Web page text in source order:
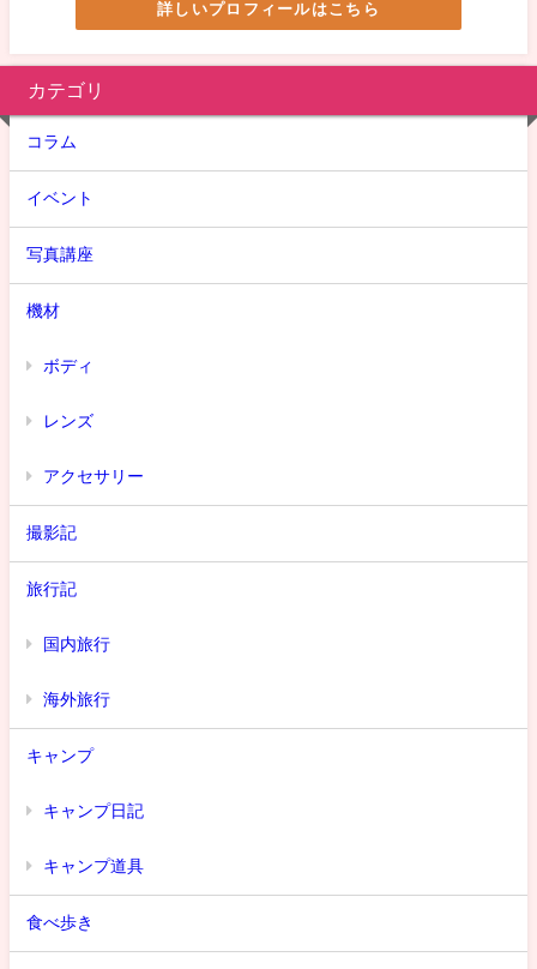
詳しいプロフィールはこちら
カテゴリ
コラム
イベント
写真講座
機材
ボディ
レンズ
アクセサリー
撮影記
旅行記
国内旅行
海外旅行
キャンプ
キャンプ日記
キャンプ道具
食べ歩き